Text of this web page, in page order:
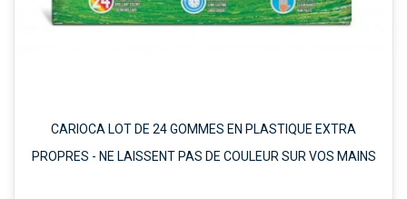
CARIOCA LOT DE 24 GOMMES EN PLASTIQUE EXTRA
PROPRES - NE LAISSENT PAS DE COULEUR SUR VOS MAINS